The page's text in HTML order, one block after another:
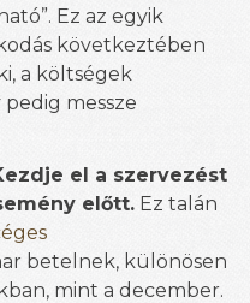
Ez az egyik
következtében
a költségek
messze
el a szervezést
előtt. Ez talán
betelnek, különösen
mint a december.